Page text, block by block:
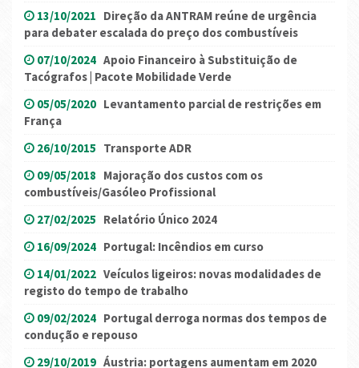
13/10/2021 Direção da ANTRAM reúne de urgência
para debater escalada do preço dos combustíveis
07/10/2024 Apoio Financeiro à Substituição de
Tacógrafos | Pacote Mobilidade Verde
05/05/2020 Levantamento parcial de restrições em
França
26/10/2015 Transporte ADR
09/05/2018 Majoração dos custos com os
combustíveis/Gasóleo Profissional
27/02/2025 Relatório Único 2024
16/09/2024 Portugal: Incêndios em curso
14/01/2022 Veículos ligeiros: novas modalidades de
registo do tempo de trabalho
09/02/2024 Portugal derroga normas dos tempos de
condução e repouso
29/10/2019 Áustria: portagens aumentam em 2020